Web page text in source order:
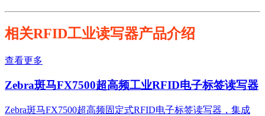
相关RFID工业读写器产品介绍
查看更多
Zebra斑马FX7500超高频工业RFID电子标签读写器
Zebra斑马FX7500超高频固定式RFID电子标签读写器，集成